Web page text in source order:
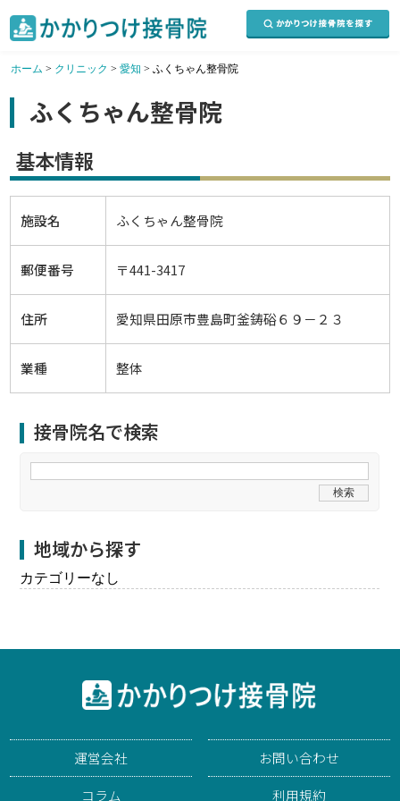
ホーム > クリニック > 愛知 > ふくちゃん整骨院
ふくちゃん整骨院
基本情報
施設名 ふくちゃん整骨院
郵便番号 〒441-3417
住所 愛知県田原市豊島町釜鋳硲６９－２３
業種 整体
接骨院名で検索
地域から探す
カテゴリーなし
運営会社
コラム
お問い合わせ
利用規約